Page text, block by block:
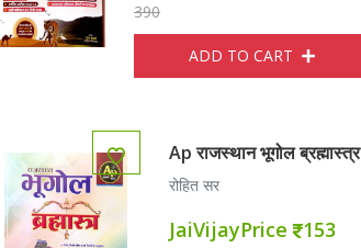
JaiVijayPrice M.R.P. 450
ADD TO CART
390
ADD TO CART
Ap राजस्थान भूगोल ब्रह्मास्त्र
रोहित सर
JaiVijayPrice 153